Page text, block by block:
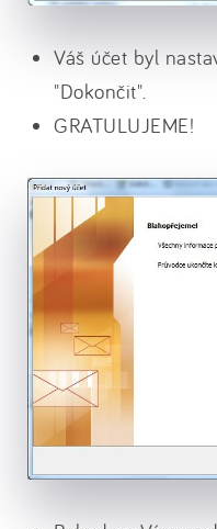
Váš účet byl
"Dokončit".
GRATULUJEME!